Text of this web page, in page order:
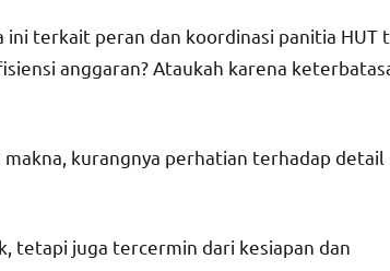
terkait peran dan koordinasi panitia HUT
anggaran? Ataukah karena
kurangnya perhatian terhadap detail
tetapi juga tercermin dari kesiapan dan